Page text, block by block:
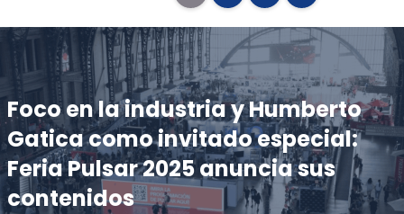
Foco en la industria y Humberto
Gatica como invitado especial:
Feria Pulsar 2025 anuncia sus
contenidos